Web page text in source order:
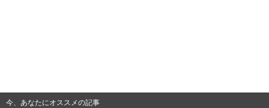
今、あなたにオススメの記事